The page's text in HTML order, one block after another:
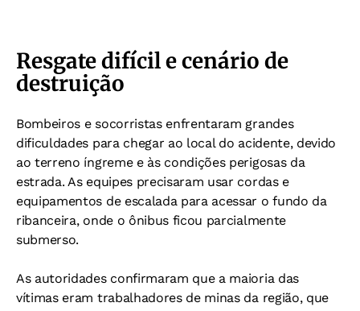
Resgate difícil e cenário de
destruição
Bombeiros e socorristas enfrentaram grandes
dificuldades para chegar ao local do acidente, devido
ao terreno íngreme e às condições perigosas da
estrada. As equipes precisaram usar cordas e
equipamentos de escalada para acessar o fundo da
ribanceira, onde o ônibus ficou parcialmente
submerso.
As autoridades confirmaram que a maioria das
vítimas eram trabalhadores de minas da região, que